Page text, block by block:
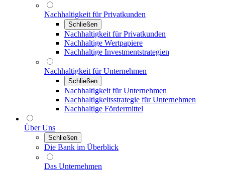
Nachhaltigkeit für Privatkunden
Schließen
Nachhaltigkeit für Privatkunden
Nachhaltige Wertpapiere
Nachhaltige Investmentstrategien
Nachhaltigkeit für Unternehmen
Schließen
Nachhaltigkeit für Unternehmen
Nachhaltigkeitsstrategie für Unternehmen
Nachhaltige Fördermittel
Über Uns
Schließen
Die Bank im Überblick
Das Unternehmen